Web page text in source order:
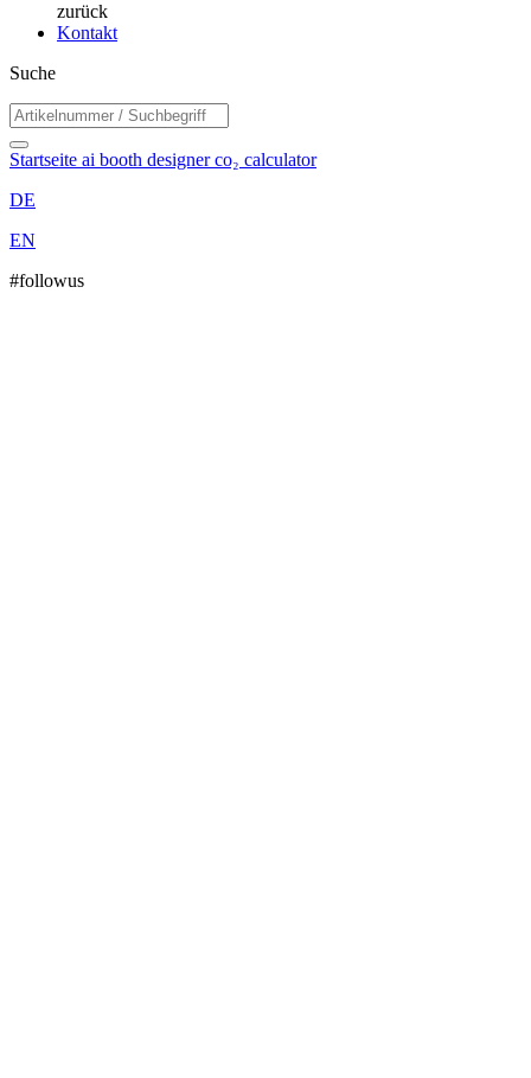
zurück
Kontakt
Suche
Startseite ai booth designerco₂ calculator
DE
EN
#followus